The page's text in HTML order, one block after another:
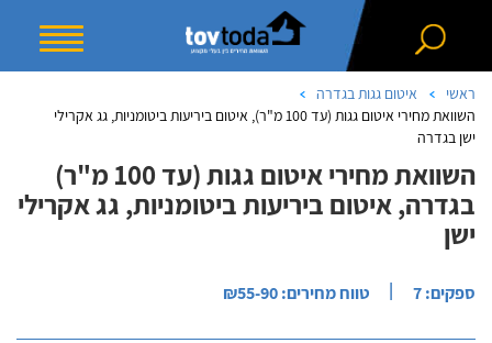
ראשי
איטום גגות בגדרה
השוואת מחירי איטום גגות (עד 100 מ"ר), איטום ביריעות ביטומניות, גג אקרילי
ישן בגדרה
השוואת מחירי איטום גגות (עד 100 מ"ר)
בגדרה, איטום ביריעות ביטומניות, גג אקרילי
ישן
ספקים: 7 | טווח מחירים: ₪55-90